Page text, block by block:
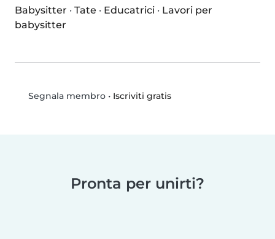
Babysitter · Tate · Educatrici · Lavori per
babysitter
Segnala membro• Iscriviti gratis
Pronta per unirti?